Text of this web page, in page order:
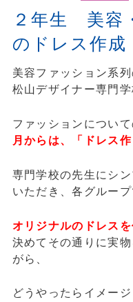
２年生 美容
のドレス作成
美容ファッション系
松山デザイナー専門
ファッションについ
月からは、「ドレス
専門学校の先生にシ
いただき、各グルー
オリジナルのドレスを
決めてその通りに実
がら、
どうやったらイメー